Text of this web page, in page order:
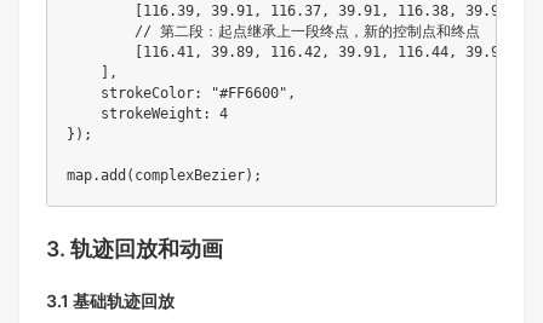
116.39, 39.91, 116.37, 39.91, 116.38, 39.90
// 第二段：起点继承上一段终点，新的控制点和终点
116.41, 39.89, 116.42, 39.91, 116.44, 39.90
,
    strokeColor
: "#FF6600" ,
    strokeWeight
:
4
} ) ;
map.add ( complexBezier) ;
3. 轨迹回放和动画
3.1 基础轨迹回放